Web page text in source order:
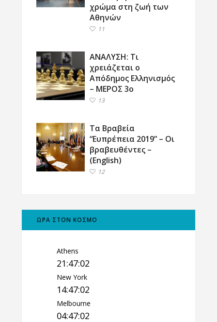
χρώμα στη ζωή των
Αθηνών
11
ΑΝΑΛΥΣΗ: Τι
χρειάζεται ο
Απόδημος Ελληνισμός
– ΜΕΡΟΣ 3ο
13
Τα Βραβεία
“Ευπρέπεια 2019” – Οι
βραβευθέντες –
(English)
12
ΩΡΑ ΣΤΟΝ ΚΟΣΜΟ
Athens
21:47:03
New York
14:47:03
Melbourne
04:47:03